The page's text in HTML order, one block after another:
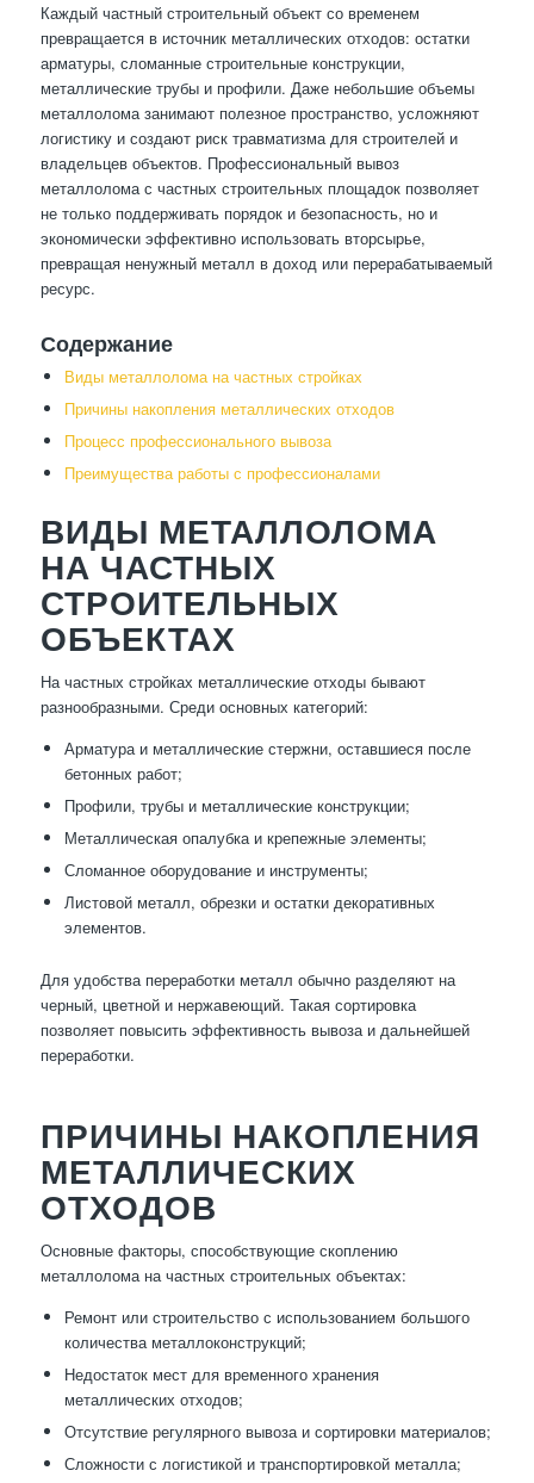
Каждый частный строительный объект со временем
превращается в источник металлических отходов: остатки
арматуры, сломанные строительные конструкции,
металлические трубы и профили. Даже небольшие объемы
металлолома занимают полезное пространство, усложняют
логистику и создают риск травматизма для строителей и
владельцев объектов. Профессиональный вывоз
металлолома с частных строительных площадок позволяет
не только поддерживать порядок и безопасность, но и
экономически эффективно использовать вторсырье,
превращая ненужный металл в доход или перерабатываемый
ресурс.
Содержание
Виды металлолома на частных стройках
Причины накопления металлических отходов
Процесс профессионального вывоза
Преимущества работы с профессионалами
ВИДЫ МЕТАЛЛОЛОМА
НА ЧАСТНЫХ
СТРОИТЕЛЬНЫХ
ОБЪЕКТАХ
На частных стройках металлические отходы бывают
разнообразными. Среди основных категорий:
Арматура и металлические стержни, оставшиеся после
бетонных работ;
Профили, трубы и металлические конструкции;
Металлическая опалубка и крепежные элементы;
Сломанное оборудование и инструменты;
Листовой металл, обрезки и остатки декоративных
элементов.
Для удобства переработки металл обычно разделяют на
черный, цветной и нержавеющий. Такая сортировка
позволяет повысить эффективность вывоза и дальнейшей
переработки.
ПРИЧИНЫ НАКОПЛЕНИЯ
МЕТАЛЛИЧЕСКИХ
ОТХОДОВ
Основные факторы, способствующие скоплению
металлолома на частных строительных объектах:
Ремонт или строительство с использованием большого
количества металлоконструкций;
Недостаток мест для временного хранения
металлических отходов;
Отсутствие регулярного вывоза и сортировки материалов;
Сложности с логистикой и транспортировкой металла;